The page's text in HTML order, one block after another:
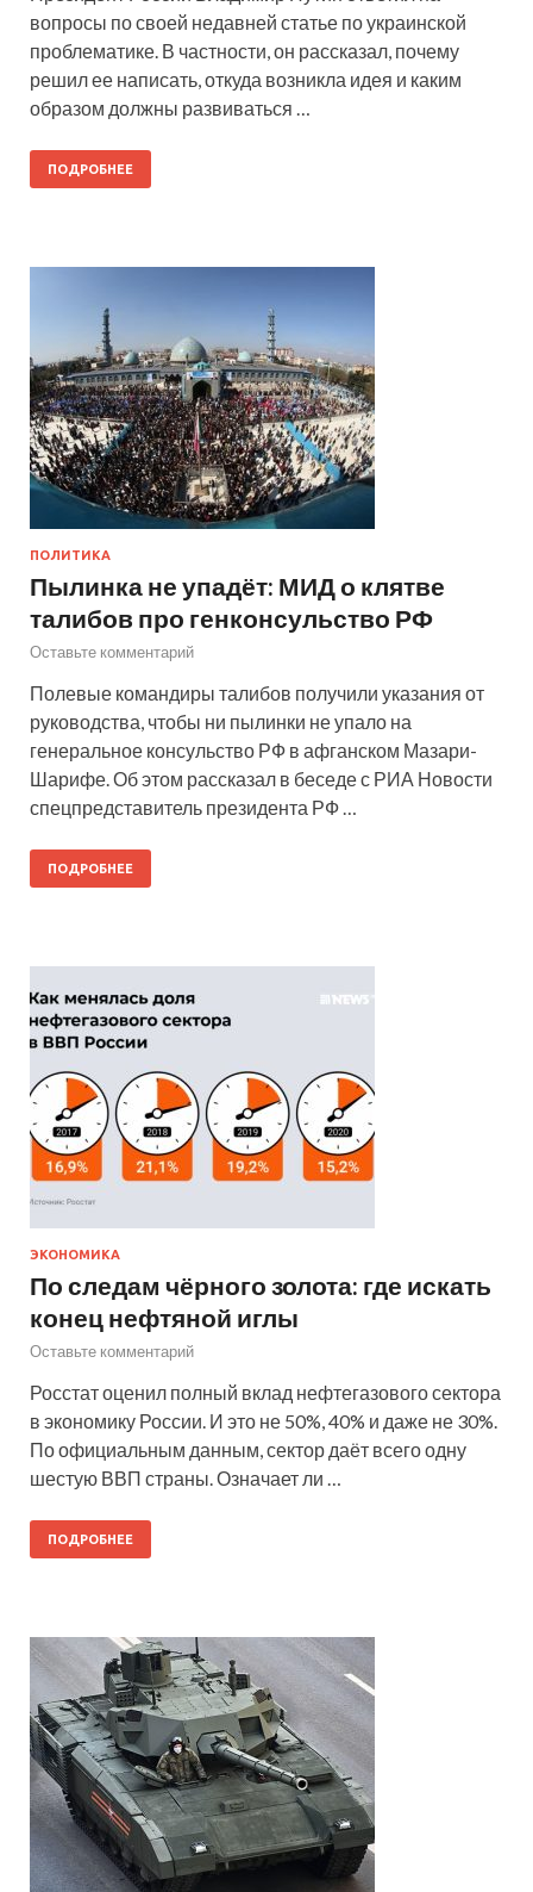
вопросы по своей недавней статье по украинской
проблематике. В частности, он рассказал, почему
решил ее написать, откуда возникла идея и каким
образом должны развиваться …
ПОДРОБНЕЕ
ПОЛИТИКА
Пылинка не упадёт: МИД о клятве
талибов про генконсульство РФ
Оставьте комментарий
Полевые командиры талибов получили указания от
руководства, чтобы ни пылинки не упало на
генеральное консульство РФ в афганском Мазари-
Шарифе. Об этом рассказал в беседе с РИА Новости
спецпредставитель президента РФ …
ПОДРОБНЕЕ
ЭКОНОМИКА
По следам чёрного золота: где искать
конец нефтяной иглы
Оставьте комментарий
Росстат оценил полный вклад нефтегазового сектора
в экономику России. И это не 50%, 40% и даже не 30%.
По официальным данным, сектор даёт всего одну
шестую ВВП страны. Означает ли …
ПОДРОБНЕЕ